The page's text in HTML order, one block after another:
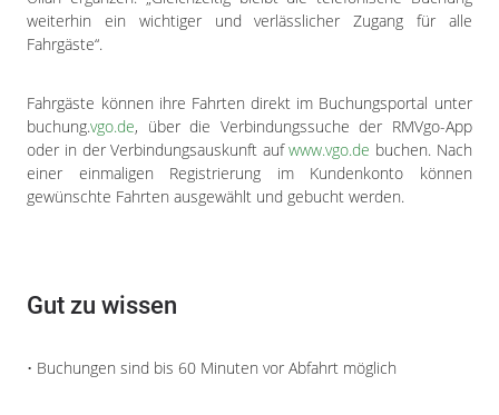
weiterhin ein wichtiger und verlässlicher Zugang für alle
Fahrgäste“.
Fahrgäste können ihre Fahrten direkt im Buchungsportal unter
buchung.vgo.de, über die Verbindungssuche der RMVgo-App
oder in der Verbindungsauskunft aufwww.vgo.de buchen. Nach
einer einmaligen Registrierung im Kundenkonto können
gewünschte Fahrten ausgewählt und gebucht werden.
Gut zu wissen
• Buchungen sind bis 60 Minuten vor Abfahrt möglich